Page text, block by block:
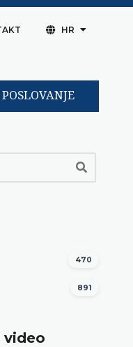
HR
POSLOVANJE
470
891